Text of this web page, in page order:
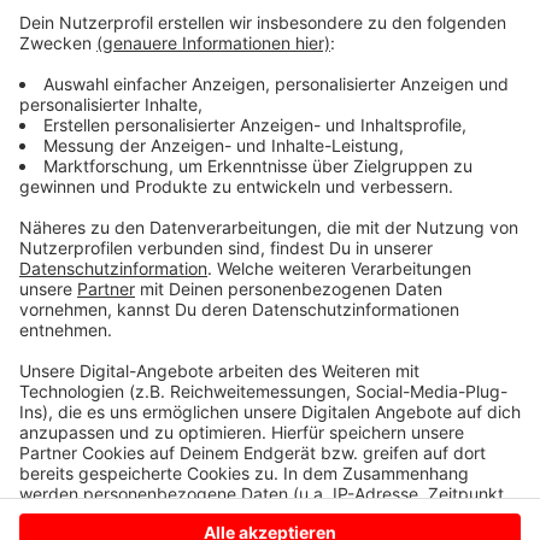
für den 1.FC Bocholt – doch Punkte gab es keine.
Nach zwei Niederlagen in Folge wollen die
,,Schwatten“ zuhause gegen die Zweitvertretung von
Borussia Dortmund wieder punkten. Doch der BVB,
derzeit auf Rang 3 in der Regionalliga West, ist ein
Top-Team und sicher alles andere als ein
Aufbaugegner. Die Partie wird am Sonntag um 14 Uhr
am Hünting eröffnet.
Anzeige
Anzeige